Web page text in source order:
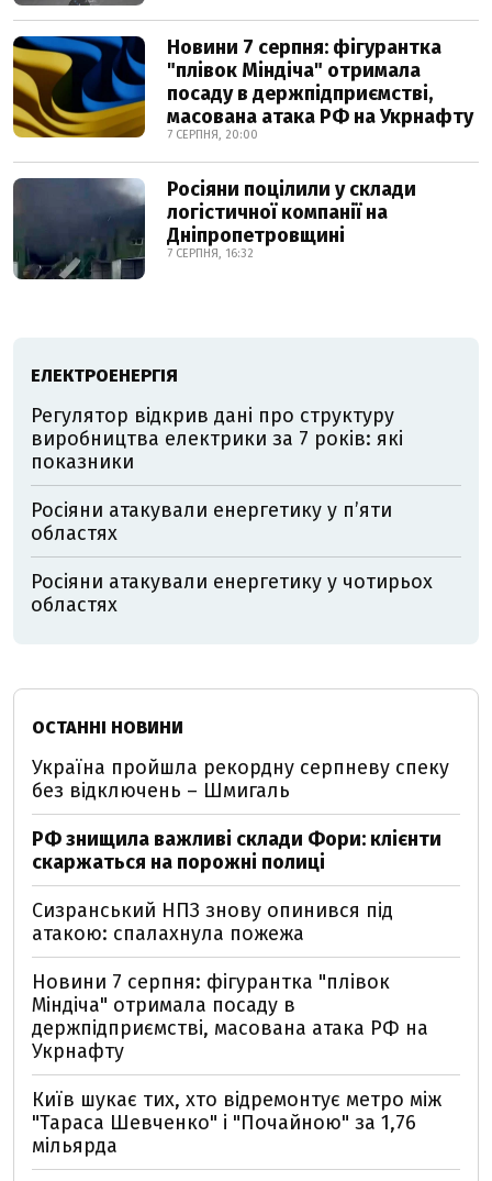
Новини 7 серпня: фігурантка
"плівок Міндіча" отримала
посаду в держпідприємстві,
масована атака РФ на Укрнафту
7 СЕРПНЯ, 20:00
Росіяни поцілили у склади
логістичної компанії на
Дніпропетровщині
7 СЕРПНЯ, 16:32
ЕЛЕКТРОЕНЕРГІЯ
Регулятор відкрив дані про структуру
виробництва електрики за 7 років: які
показники
Росіяни атакували енергетику у пʼяти
областях
Росіяни атакували енергетику у чотирьох
областях
ОСТАННІ НОВИНИ
Україна пройшла рекордну серпневу спеку
без відключень – Шмигаль
РФ знищила важливі склади Фори: клієнти
скаржаться на порожні полиці
Сизранський НПЗ знову опинився під
атакою: спалахнула пожежа
Новини 7 серпня: фігурантка "плівок
Міндіча" отримала посаду в
держпідприємстві, масована атака РФ на
Укрнафту
Київ шукає тих, хто відремонтує метро між
"Тараса Шевченко" і "Почайною" за 1,76
мільярда